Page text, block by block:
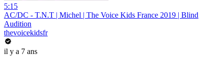
5:15
AC/DC - T.N.T | Michel | The Voice Kids France 2019 | Blind
Audition
thevoicekidsfr
il y a 7 ans